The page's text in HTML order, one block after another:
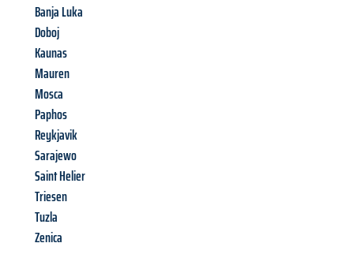
Banja Luka
Doboj
Kaunas
Mauren
Mosca
Paphos
Reykjavik
Sarajewo
Saint Helier
Triesen
Tuzla
Zenica